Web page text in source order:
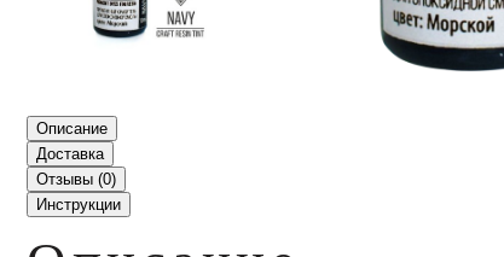
Описание
Доставка
Отзывы (0)
Инструкции